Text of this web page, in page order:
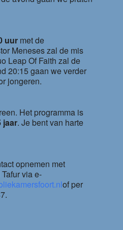
uurmet de
Meneses zal de mis
Leap Of Faith zal de
20:15 gaan we verder
jongeren.
Het programma is
jaar. Je bent van harte
opnemen met
via e-
of per